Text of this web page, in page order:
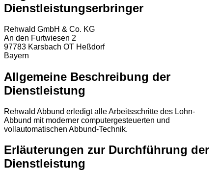
Dienstleistungserbringer
Rehwald GmbH & Co. KG
An den Furtwiesen 2
97783 Karsbach OT Heßdorf
Bayern
Allgemeine Beschreibung der
Dienstleistung
Rehwald Abbund erledigt alle Arbeitsschritte des Lohn-
Abbund mit moderner computergesteuerten und
vollautomatischen Abbund-Technik.
Erläuterungen zur Durchführung der
Dienstleistung